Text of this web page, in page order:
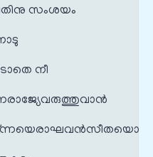
സംശയം
നീ